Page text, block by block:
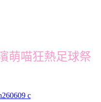
萌喵狂熱足球祭